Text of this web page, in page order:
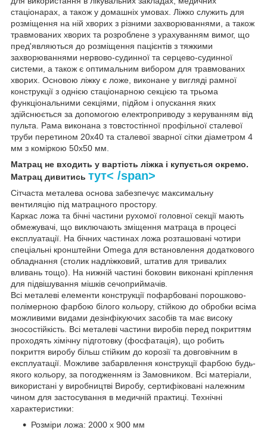
стаціонарах, а також у домашніх умовах. Ліжко служить для
розміщення на ній хворих з різними захворюваннями, а також
травмованих хворих та розроблене з урахуванням вимог, що
пред'являються до розміщення пацієнтів з тяжкими
захворюваннями нервово-судинної та серцево-судинної
системи, а також є оптимальним вибором для травмованих
хворих. Основою ліжку є ложе, виконане у вигляді рамної
конструкції з однією стаціонарною секцією та трьома
функціональними секціями, підйом і опускання яких
здійснюється за допомогою електроприводу з керуванням від
пульта.
Рама виконана з товстостінної профільної сталевої
труби перетином 20х40 та сталевої зварної сітки діаметром 4
мм з коміркою 50х50 мм.
Матрац не входить у вартість ліжка і купується окремо.
Матрац дивитись тут< /span>
Сітчаста металева основа забезпечує максимальну
вентиляцію під матрацного простору.
Каркас ложа та бічні частини рухомої головної секції мають
обмежувачі, що виключають зміщення матраца в процесі
експлуатації. На бічних частинах ложа розташовані чотири
спеціальні кронштейни Omega для встановлення додаткового
обладнання (столик надліжковий, штатив для тривалих
вливань тощо). На нижній частині боковин виконані кріплення
для підвішування мішків сечоприймачів.
Всі металеві елементи конструкції пофарбовані порошково-
полімерною фарбою білого кольору, стійкою до обробки всіма
можливими видами дезінфікуючих засобів та має високу
зносостійкість. Всі металеві частини виробів перед покриттям
проходять хімічну підготовку (фосфатація), що робить
покриття виробу більш стійким до корозії та довговічним в
експлуатації. Можливе забарвлення конструкції фарбою будь-
якого кольору, за погодженням із Замовником.
Всі матеріали,
використані у виробництві Виробу, сертифіковані належним
чином для застосування в медичній практиці. Технічні
характеристики:
Розміри ложа: 2000 х 900 мм